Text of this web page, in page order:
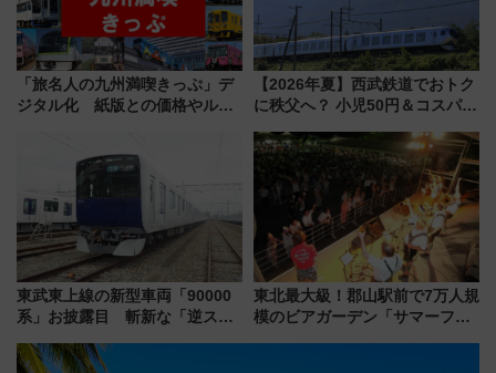
「旅名人の九州満喫きっぷ」デ
ジタル化 紙版との価格やルー
【2026年夏】西武鉄道でおトク
に秩父へ？ 小児50円＆コスパ最
族旅行！ 深夜の正丸トンネル探
検や特急ラビューも
東武東上線の新型車両「90000
系」お披露目 斬新な「逆スラ
放的な車内空間に注目、デビュ
東北最大級！郡山駅前で7万人規
模のビアガーデン「サマーフェ